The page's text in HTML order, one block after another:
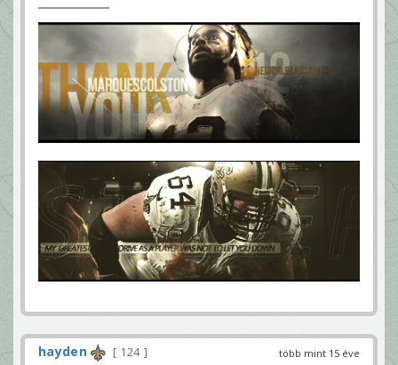
több mint 15 éve
hayden
124